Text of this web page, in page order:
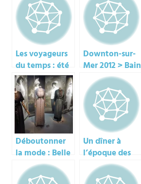
Les voyageurs
du temps : été
36
Downton-sur-
Mer 2012 > Bain
de mer Belle
époque du
dimanche (3/3)
Déboutonner
la mode : Belle
Epoque et 20e
Un dîner à
l’époque des
robes à
tournures